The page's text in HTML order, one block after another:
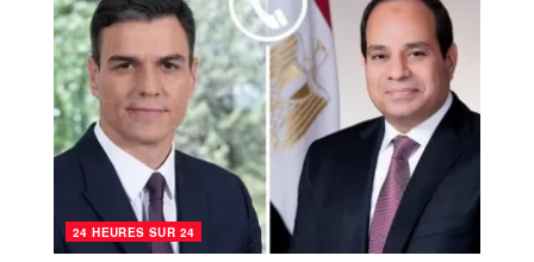
24 HEURES SUR 24